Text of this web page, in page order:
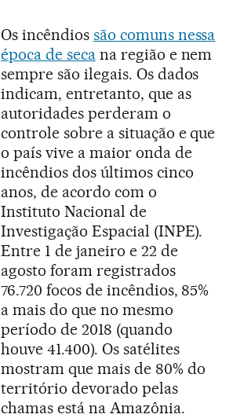
Os incêndios são comuns nessa
época de secana região e nem
sempre são ilegais. Os dados
indicam, entretanto, que as
autoridades perderam o
controle sobre a situação e que
o país vive a maior onda de
incêndios dos últimos cinco
anos, de acordo com o
Instituto Nacional de
Investigação Espacial (INPE).
Entre 1 de janeiro e 22 de
agosto foram registrados
76.720 focos de incêndios, 85%
a mais do que no mesmo
período de 2018 (quando
houve 41.400). Os satélites
mostram que mais de 80% do
território devorado pelas
chamas está na Amazônia.